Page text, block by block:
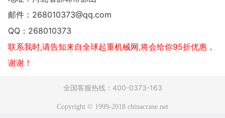
邮件： 268010373@qq.com
QQ： 268010373
联系我时,请告知来自全球起重机械网,将会给你95折优惠，
谢谢！
全国客服热线：400-0373-163
Copyright © 1999-2018 chinacrane.net